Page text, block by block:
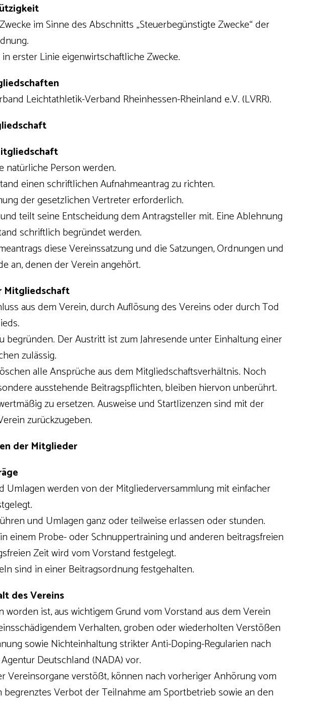
im Sinne des Abschnitts „Steuerbegünstigte Zwecke“ der
erster Linie eigenwirtschaftliche Zwecke.
Leichtathletik-Verband Rheinhessen-Rheinland e.V. (LVRR).
natürliche Person werden.
einen schriftlichen Aufnahmeantrag zu richten.
der gesetzlichen Vertreter erforderlich.
teilt seine Entscheidung dem Antragsteller mit. Eine Ablehnung
schriftlich begründet werden.
diese Vereinssatzung und die Satzungen, Ordnungen und
an, denen der Verein angehört.
Mitgliedschaft
aus dem Verein, durch Auflösung des Vereins oder durch Tod
Der Austritt ist zum Jahresende unter Einhaltung einer
zulässig.
alle Ansprüche aus dem Mitgliedschaftsverhältnis. Noch
ausstehende Beitragspflichten, bleiben hiervon unberührt.
zu ersetzen. Ausweise und Startlizenzen sind mit der
zurückzugeben.
der Mitglieder
Umlagen werden von der Mitgliederversammlung mit einfacher
und Umlagen ganz oder teilweise erlassen oder stunden.
einem Probe- oder Schnuppertraining und anderen beitragsfreien
Zeit wird vom Vorstand festgelegt.
sind in einer Beitragsordnung festgehalten.
des Vereins
ist, aus wichtigem Grund vom Vorstand aus dem Verein
Verhalten, groben oder wiederholten Verstößen
sowie Nichteinhaltung strikter Anti-Doping-Regularien nach
Deutschland (NADA) vor.
Vereinsorgane verstößt, können nach vorheriger Anhörung vom
Verbot der Teilnahme am Sportbetrieb sowie an den